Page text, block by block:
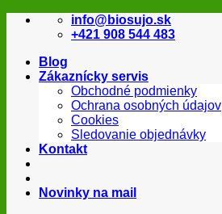
Skip
info@biosujo.sk
+421 908 544 483
Blog
Zákaznícky servis
Obchodné podmienky
Ochrana osobných údajov
Cookies
Sledovanie objednávky
Kontakt
Novinky na mail